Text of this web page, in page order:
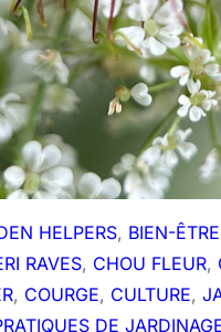
HELPERS, BIEN-
RAVES, CHOU FLEUR,
, COURGE, CULTURE,
DE